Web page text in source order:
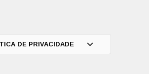
DE PRIVACIDADE